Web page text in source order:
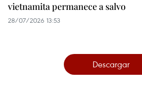
vietnamita permanece a salvo
28/07/2026 13:53
Descargar